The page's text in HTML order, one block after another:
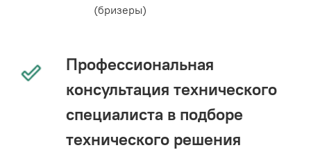
(бризеры)
Профессиональная
консультация технического
специалиста в подборе
технического решения